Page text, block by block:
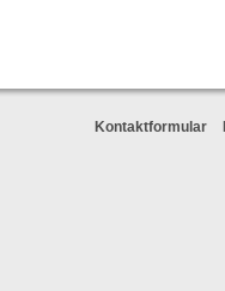
Kontaktformular